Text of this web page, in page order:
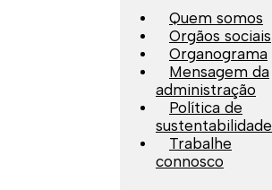
Quem somos
Orgãos sociais
Organograma
Mensagem da
administração
Política de
sustentabilidade
Trabalhe
connosco